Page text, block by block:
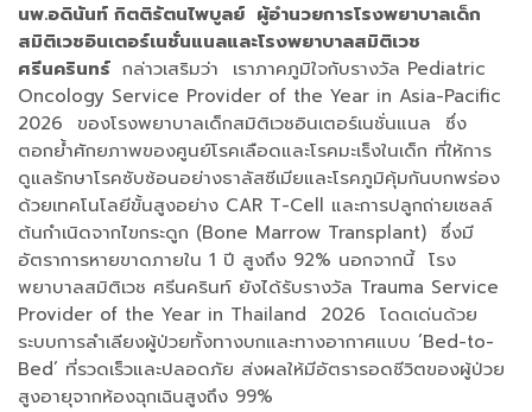
นพ.อดินันท์ กิตติรัตนไพบูลย์ ผู้อำนวยการโรงพยาบาลเด็ก
สมิติเวชอินเตอร์เนชั่นแนลและโรงพยาบาลสมิติเวช
ศรีนครินทร์ กล่าวเสริมว่า เราภาคภูมิใจกับรางวัล Pediatric
Oncology Service Provider of the Year in Asia-Pacific
2026 ของโรงพยาบาลเด็กสมิติเวชอินเตอร์เนชั่นแนล ซึ่ง
ตอกย้ำศักยภาพของศูนย์โรคเลือดและโรคมะเร็งในเด็ก ที่ให้การ
ดูแลรักษาโรคซับซ้อนอย่างธาลัสซีเมียและโรคภูมิคุ้มกันบกพร่อง
ด้วยเทคโนโลยีขั้นสูงอย่าง CAR T-Cell และการปลูกถ่ายเซลล์
ต้นกำเนิดจากไขกระดูก (Bone Marrow Transplant) ซึ่งมี
อัตราการหายขาดภายใน 1 ปี สูงถึง 92% นอกจากนี้ โรง
พยาบาลสมิติเวช ศรีนครินท์ ยังได้รับรางวัล Trauma Service
Provider of the Year in Thailand 2026 โดดเด่นด้วย
ระบบการลำเลียงผู้ป่วยทั้งทางบกและทางอากาศแบบ ’Bed-to-
Bed’ ที่รวดเร็วและปลอดภัย ส่งผลให้มีอัตรารอดชีวิตของผู้ป่วย
สูงอายุจากห้องฉุกเฉินสูงถึง 99%